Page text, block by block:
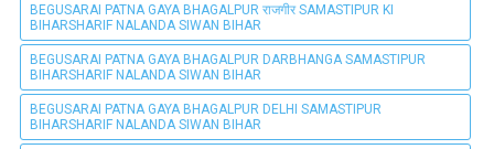
BEGUSARAI PATNA GAYA BHAGALPUR राजगीर SAMASTIPUR KI
BIHARSHARIF NALANDA SIWAN BIHAR
BEGUSARAI PATNA GAYA BHAGALPUR DARBHANGA SAMASTIPUR
BIHARSHARIF NALANDA SIWAN BIHAR
BEGUSARAI PATNA GAYA BHAGALPUR DELHI SAMASTIPUR
BIHARSHARIF NALANDA SIWAN BIHAR